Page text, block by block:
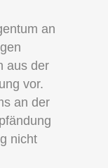
an
aus der
vor.
an der
nicht